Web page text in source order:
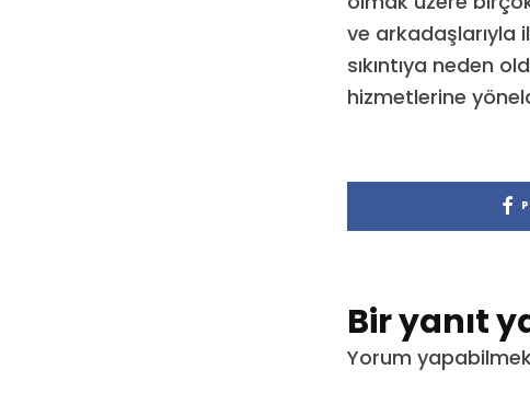
ve arkadaşlarıyla
sıkıntıya neden
hizmetlerine
Bir yanıt
Yorum